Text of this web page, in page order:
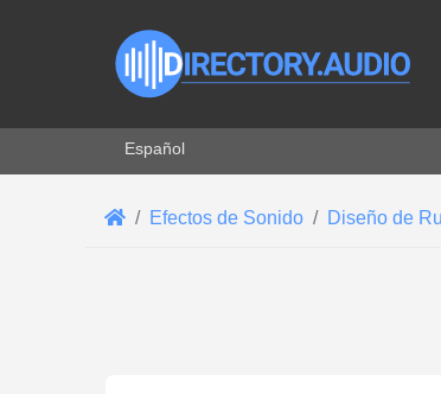
Seleccione su idioma
Español
Efectos de Sonido Diseño de